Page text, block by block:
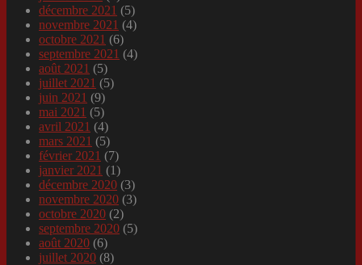
décembre 2021 (5)
novembre 2021 (4)
octobre 2021 (6)
septembre 2021 (4)
août 2021 (5)
juillet 2021 (5)
juin 2021 (9)
mai 2021 (5)
avril 2021 (4)
mars 2021 (5)
février 2021 (7)
janvier 2021 (1)
décembre 2020 (3)
novembre 2020 (3)
octobre 2020 (2)
septembre 2020 (5)
août 2020 (6)
juillet 2020 (8)